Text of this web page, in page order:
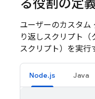
る役割の定
ユーザーのカスタム
り返しスクリプト（
スクリプト）を実行
Node.js Java